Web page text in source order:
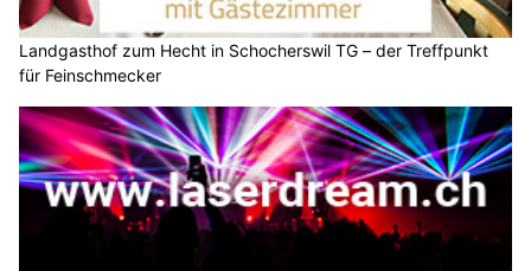
Landgasthof zum Hecht in Schocherswil TG – der Treffpunkt
für Feinschmecker